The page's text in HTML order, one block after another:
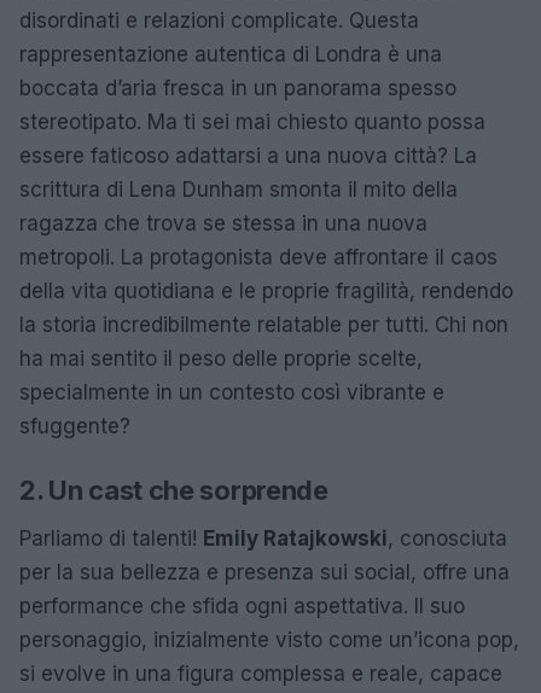
disordinati e relazioni complicate. Questa
rappresentazione autentica di Londra è una
boccata d’aria fresca in un panorama spesso
stereotipato. Ma ti sei mai chiesto quanto possa
essere faticoso adattarsi a una nuova città? La
scrittura di Lena Dunham smonta il mito della
ragazza che trova se stessa in una nuova
metropoli. La protagonista deve affrontare il caos
della vita quotidiana e le proprie fragilità, rendendo
la storia incredibilmente relatable per tutti. Chi non
ha mai sentito il peso delle proprie scelte,
specialmente in un contesto così vibrante e
sfuggente?
2. Un cast che sorprende
Parliamo di talenti! Emily Ratajkowski, conosciuta
per la sua bellezza e presenza sui social, offre una
performance che sfida ogni aspettativa. Il suo
personaggio, inizialmente visto come un’icona pop,
si evolve in una figura complessa e reale, capace